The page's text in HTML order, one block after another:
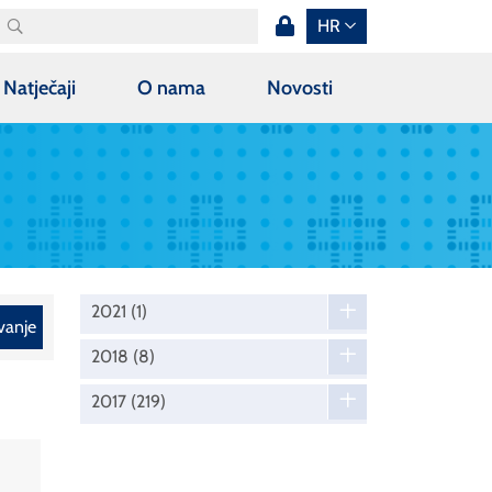
HR
Natječaji O nama Novosti
2021 (1)
2018 (8)
2017 (219)